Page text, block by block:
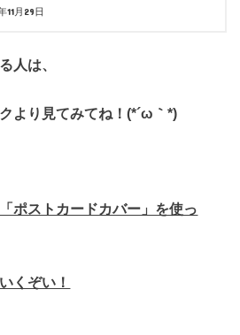
11月29日
人は、
より見てみてね！(*´ω｀*)
ポストカードカバー」を使っ
くぞい！